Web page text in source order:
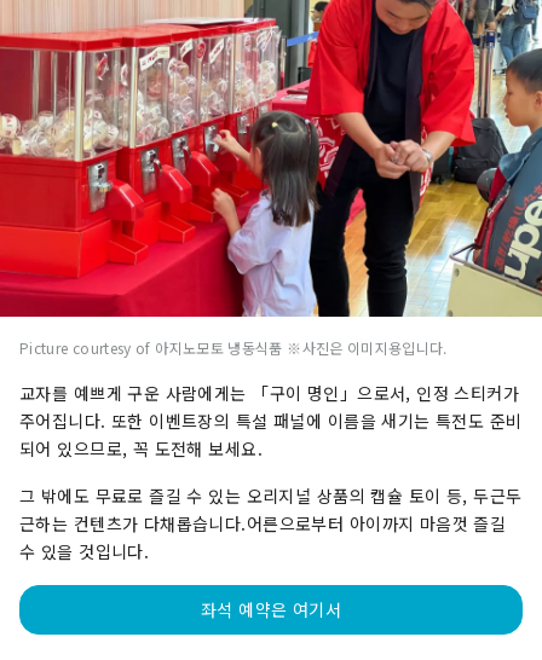
Picture courtesy of 아지노모토 냉동식품 ※사진은 이미지용입니다.
교자를 예쁘게 구운 사람에게는 「구이 명인」으로서, 인정 스티커가
주어집니다. 또한 이벤트장의 특설 패널에 이름을 새기는 특전도 준비
되어 있으므로, 꼭 도전해 보세요.
그 밖에도 무료로 즐길 수 있는 오리지널 상품의 캡슐 토이 등, 두근두
근하는 컨텐츠가 다채롭습니다.어른으로부터 아이까지 마음껏 즐길
수 있을 것입니다.
좌석 예약은 여기서